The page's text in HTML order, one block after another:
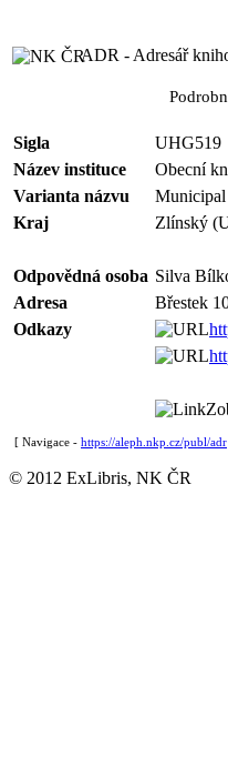
ADR - Adresář
Sigla
UHG519
Název instituce
Obecní
Varianta názvu
Kraj
Zlínský
Odpovědná osoba Silva
Adresa
Břestek
Odkazy
[ Navigace - https://aleph.nkp.cz/publ/adr
© 2012 ExLibris, NK ČR